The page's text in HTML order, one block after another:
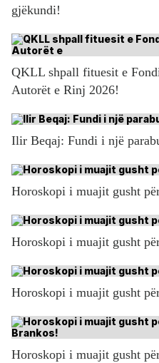
gjëkundi!
QKLL shpall fituesit e
Autorët e Rinj 2026!
Ilir Beqaj: Fundi i një
Horoskopi i muajit gusht
Horoskopi i muajit gusht
Horoskopi i muajit gusht
Horoskopi i muajit gusht